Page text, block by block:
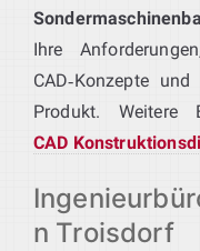
Ihre
CAD‑Konzepte
Produkt. Weitere
CAD
n Troisdorf